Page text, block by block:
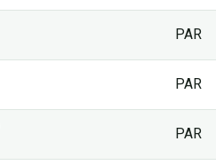
PAR
PAR
PAR